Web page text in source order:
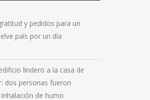
y pedidos para un
país por un día
lindero a la casa de
dos personas fueron
de humo